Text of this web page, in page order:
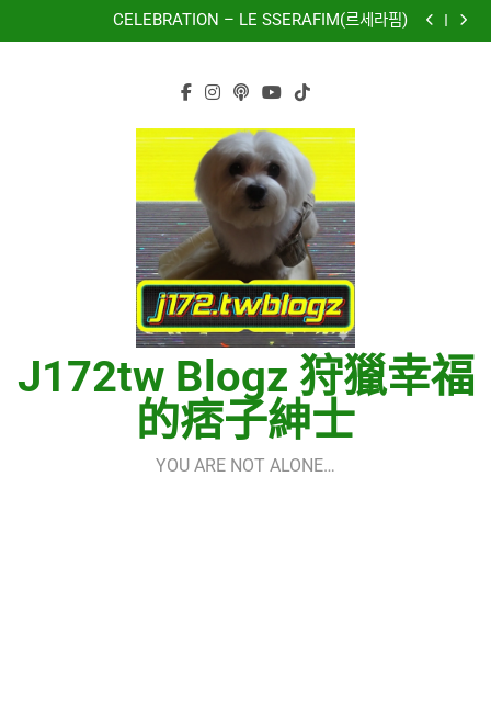
to
少女時代(소녀시대)(Girls’ Generation)
CELEBRATION – LE SSERAFIM(르세라핌)
Hermes One Quick Start Guide using OpenRouter Free
再次重逢的世界(다시만난세계)(Into The New World) –
少女時代(소녀시대)(Girls’ Generation)
CELEBRATION – LE SSERAFIM(르세라핌)
Models & Telegram Integration
虹 – 菅田将暉
J172tw Blogz 狩獵幸福
的痞子紳士
YOU ARE NOT ALONE…